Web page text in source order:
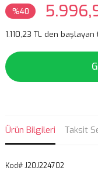
%40
1.110,23 TL den
Ürün Bilgileri Taksit
Kod# J20J224702